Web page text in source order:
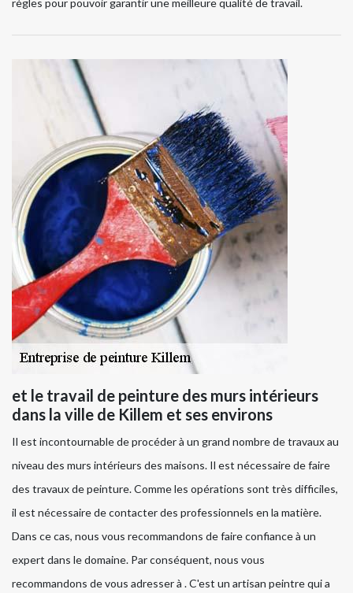
règles pour pouvoir garantir une meilleure qualité de travail.
et le travail de peinture des murs intérieurs
dans la ville de Killem et ses environs
Il est incontournable de procéder à un grand nombre de travaux au
niveau des murs intérieurs des maisons. Il est nécessaire de faire
des travaux de peinture. Comme les opérations sont très difficiles,
il est nécessaire de contacter des professionnels en la matière.
Dans ce cas, nous vous recommandons de faire confiance à un
expert dans le domaine. Par conséquent, nous vous
recommandons de vous adresser à . C'est un artisan peintre qui a